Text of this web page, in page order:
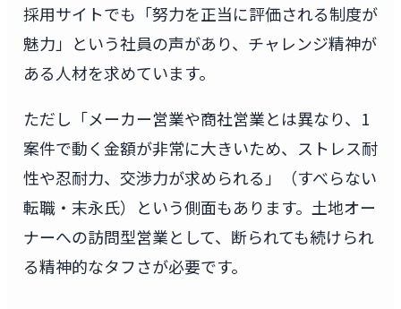
採用サイトでも「努力を正当に評価される制度が
魅力」という社員の声があり、チャレンジ精神が
ある人材を求めています。
ただし「メーカー営業や商社営業とは異なり、1
案件で動く金額が非常に大きいため、ストレス耐
性や忍耐力、交渉力が求められる」（すべらない
転職・末永氏）という側面もあります。土地オー
ナーへの訪問型営業として、断られても続けられ
る精神的なタフさが必要です。